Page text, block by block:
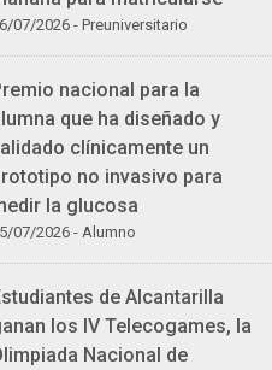
07/2026 - Preuniversitario
nacional para la
que ha diseñado y
clínicamente un
no invasivo para
la glucosa
07/2026 - Alumno
de Alcantarilla
los IV Telecogames, la
Nacional de